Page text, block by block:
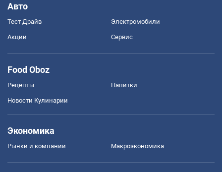
Авто
Тест Драйв Электромобили
Акции Сервис
Food Oboz
Рецепты Напитки
Новости Кулинарии
Экономика
Рынки и компании Mакроэкономика